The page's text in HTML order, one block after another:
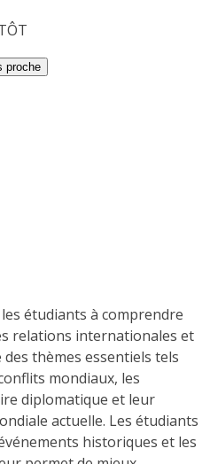
proche
étudiants à comprendre
relations internationales et
thèmes essentiels tels
mondiaux, les
diplomatique et leur
actuelle. Les étudiants
historiques et les